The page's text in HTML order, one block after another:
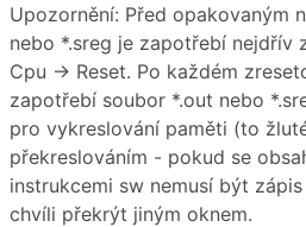
Upozornění: Před opakovaným
nebo *.sreg je zapotřebí nejdřív
Cpu → Reset. Po každém
zapotřebí soubor *.out nebo
pro vykreslování paměti (to
překreslováním - pokud se
instrukcemi sw nemusí být
chvíli překrýt jiným oknem.